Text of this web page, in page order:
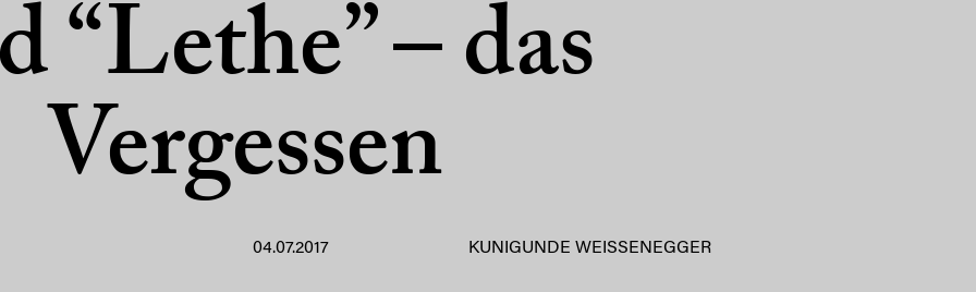
“Lethe” – das
Vergessen
04.07.2017 KUNIGUNDE WEISSENEGGER